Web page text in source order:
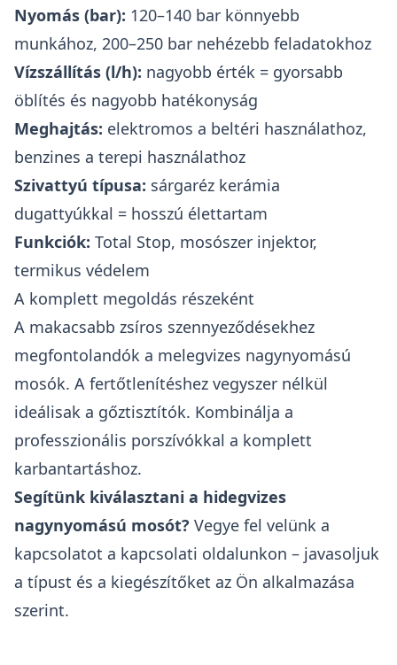
Nyomás (bar): 120–140 bar könnyebb
munkához, 200–250 bar nehézebb feladatokhoz
Vízszállítás (l/h): nagyobb érték = gyorsabb
öblítés és nagyobb hatékonyság
Meghajtás: elektromos a beltéri használathoz,
benzines a terepi használathoz
Szivattyú típusa: sárgaréz kerámia
dugattyúkkal = hosszú élettartam
Funkciók: Total Stop, mosószer injektor,
termikus védelem
A komplett megoldás részeként
A makacsabb zsíros szennyeződésekhez
megfontolandók a melegvizes nagynyomású
mosók. A fertőtlenítéshez vegyszer nélkül
ideálisak a gőztisztítók. Kombinálja a
professzionális porszívókkal a komplett
karbantartáshoz.
Segítünk kiválasztani a hidegvizes
nagynyomású mosót? Vegye fel velünk a
kapcsolatot a kapcsolati oldalunkon – javasoljuk
a típust és a kiegészítőket az Ön alkalmazása
szerint.